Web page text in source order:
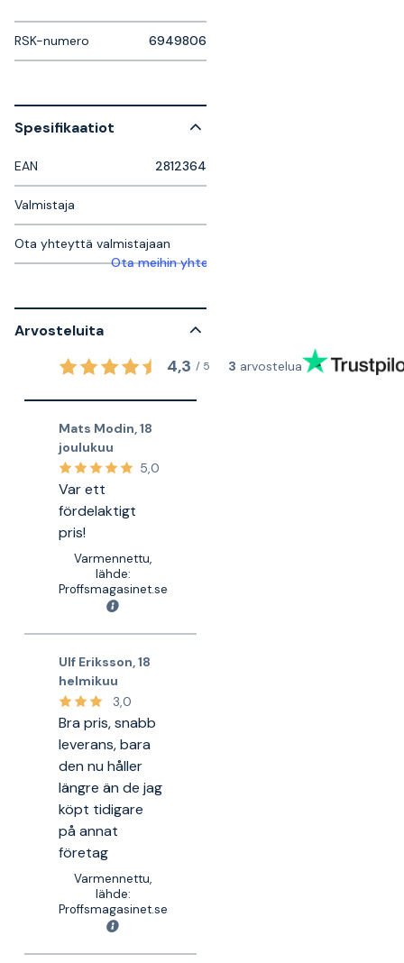
RSK-numero 6949806
Spesifikaatiot
EAN 2812364
Valmistaja
Ota yhteyttä valmistajaan
Ota meihin yhteyttä saadaksesi lisätietoja
Arvosteluita
4,3 / 5 3 arvostelua
Mats Modin,18
joulukuu
5,0
Var ett
fördelaktigt
pris!
Varmennettu,
lähde:
Proffsmagasinet.se
Ulf Eriksson,18
helmikuu
3,0
Bra pris, snabb
leverans, bara
den nu håller
längre än de jag
köpt tidigare
på annat
företag
Varmennettu,
lähde:
Proffsmagasinet.se